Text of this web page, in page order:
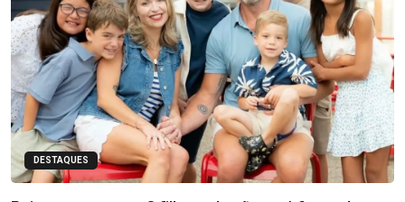
DESTAQUES